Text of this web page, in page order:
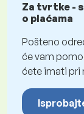
Za tvrtke -
o plaćama
Pošteno
će vam
ćete imati pri